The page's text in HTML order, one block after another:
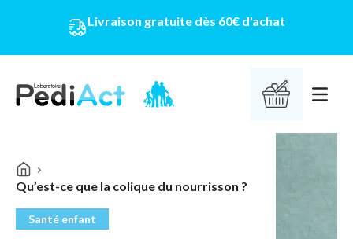
Livraison gratuite dès 60€ d'achat
Qu’est-ce que la colique du nourrisson ?
Santé enfant